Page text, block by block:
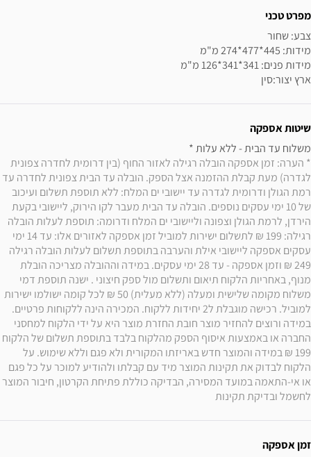
מפרט טכני
ארץ יצור:סין
שיטות אספקה
משלוח עד הבית - ללא עלות *
לחשמל ובדיקת תקינות
זמן אספקה